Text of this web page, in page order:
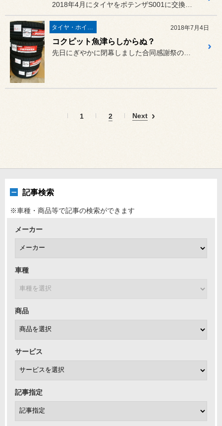
2018年4月にタイヤをポテンザS001に交換しました。
タイヤ・ホイール 2018年7月4日
コクピット魚津らしからぬ？
先日にぎやかに閉幕しました合同感謝祭のおかげさまで、ポテンザがコク...
1 2 Next
記事検索
※車種・商品等で記事の検索ができます
メーカー
車種
商品
サービス
記事指定